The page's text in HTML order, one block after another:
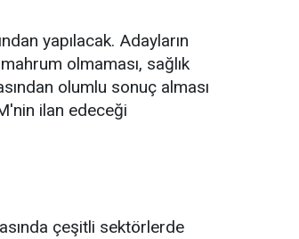
yapılacak. Adayların
olmaması, sağlık
olumlu sonuç alması
ilan edeceği
çeşitli sektörlerde